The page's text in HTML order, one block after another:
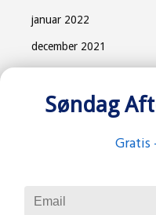
januar 2022
december 2021
oktober 2021
maj 2021
Søndag
Gratis